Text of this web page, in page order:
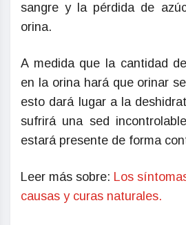
sangre y la pérdida de
orina.
A medida que la cantidad
en la orina hará que orinar
esto dará lugar a la
sufrirá una sed
estará presente de forma
Leer más sobre: Los
causas y curas naturales.